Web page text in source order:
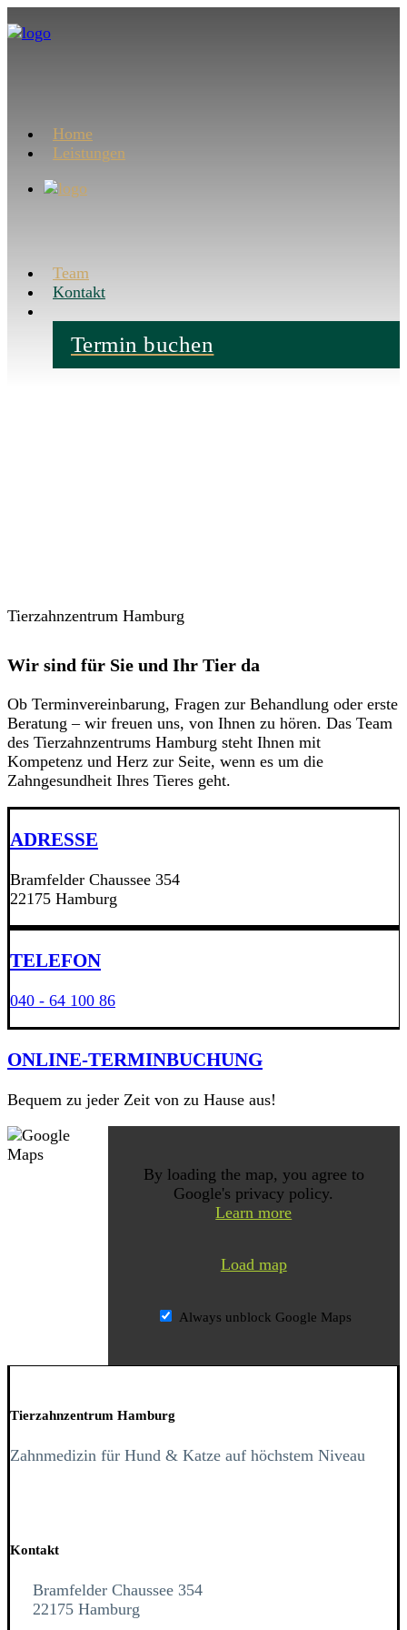
Home
Leistungen
Team
Kontakt
Termin buchen
Tierzahnzentrum Hamburg
Wir sind für Sie und Ihr Tier da
Ob Terminvereinbarung, Fragen zur Behandlung oder erste
Beratung – wir freuen uns, von Ihnen zu hören. Das Team
des Tierzahnzentrums Hamburg steht Ihnen mit
Kompetenz und Herz zur Seite, wenn es um die
Zahngesundheit Ihres Tieres geht.
ADRESSE
Bramfelder Chaussee 354
22175 Hamburg
TELEFON
040 - 64 100 86
ONLINE-TERMINBUCHUNG
Bequem zu jeder Zeit von zu Hause aus!
By loading the map, you agree to
Google's privacy policy.
Learn more
Load map
Always unblock Google Maps
Tierzahnzentrum Hamburg
Zahnmedizin für Hund & Katze auf höchstem Niveau
Kontakt
Bramfelder Chaussee 354
22175 Hamburg